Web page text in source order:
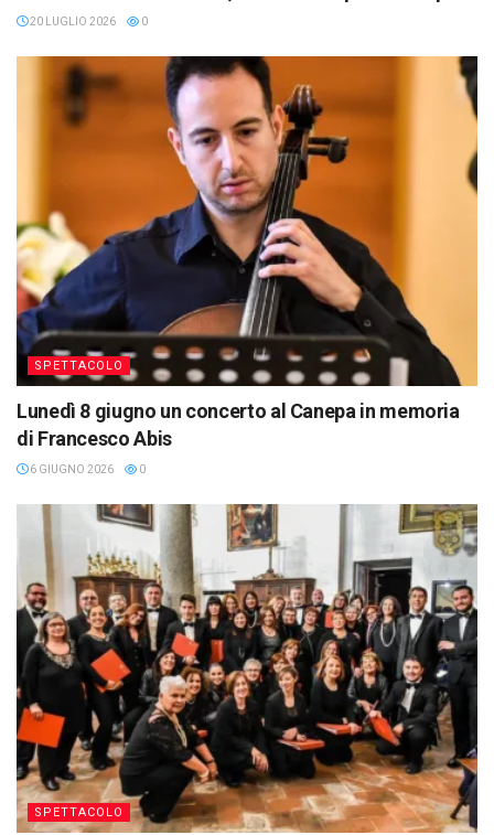
20 LUGLIO 2026 0
SPETTACOLO
Lunedì 8 giugno un concerto al Canepa in memoria
di Francesco Abis
6 GIUGNO 2026 0
SPETTACOLO